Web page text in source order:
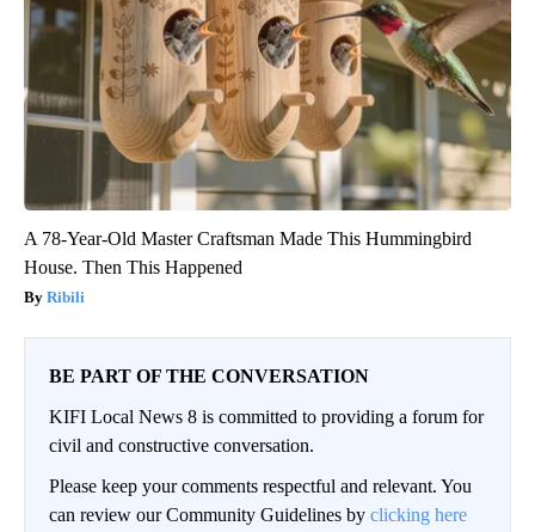
A 78-Year-Old Master Craftsman Made This Hummingbird
House. Then This Happened
Ribili
BE PART OF THE CONVERSATION
KIFI Local News 8 is committed to providing a forum for
civil and constructive conversation.
Please keep your comments respectful and relevant. You
can review our Community Guidelines by clicking here